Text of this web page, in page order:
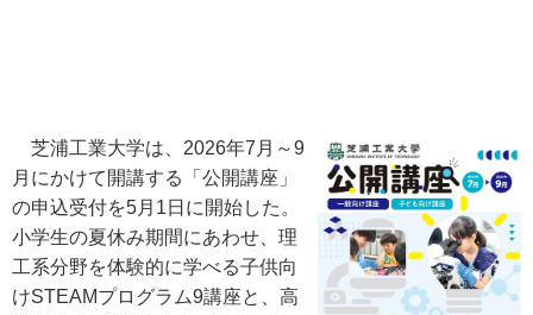
芝浦工業大学は、2026年7月～9
月にかけて開講する「公開講座」
の申込受付を5月1日に開始した。
小学生の夏休み期間にあわせ、理
工系分野を体験的に学べる子供向
けSTEAMプログラム9講座と、高